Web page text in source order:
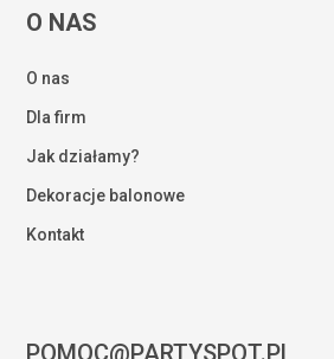
O NAS
O nas
Dla firm
Jak działamy?
Dekoracje balonowe
Kontakt